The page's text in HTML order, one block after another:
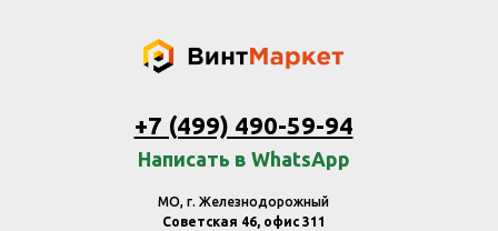
+7 (499) 490-59-94
Написать в WhatsApp
МО, г. Железнодорожный
Советская 46, офис 311